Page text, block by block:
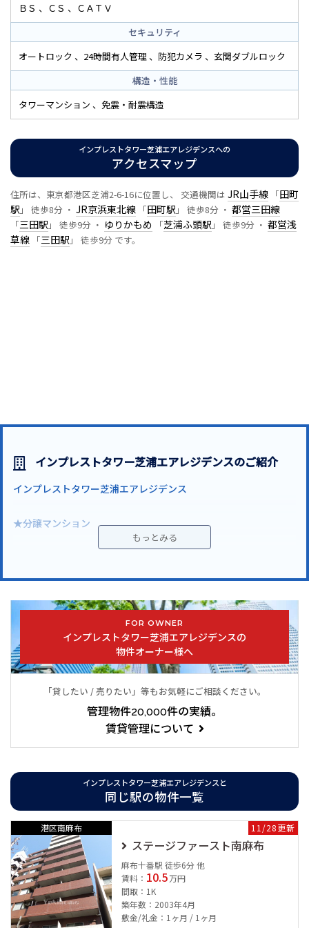
ＢＳ ＣＳ
ＣＡＴＶ
セキュリティ
オートロック
24時間有人管理 防犯カメラ
玄関ダブルロック
構造・性能
タワーマンション
免震・耐震構造
インプレストタワー芝浦エアレジデンスへの
アクセスマップ
住所は、東京都港区芝浦2-6-16に位置し、 交通機関は JR山手線 「田町
駅 」 徒歩8分 ・ JR京浜東北線 「田町駅 」 徒歩8分 ・ 都営三田線
「三田駅 」 徒歩9分 ・ ゆりかもめ 「芝浦ふ頭駅 」 徒歩9分 ・ 都営浅
草線 「三田駅 」 徒歩9分 です。
インプレストタワー芝浦エアレジデンスのご紹介
インプレストタワー芝浦エアレジデンス
★分譲マンション
つ築浅高級分譲賃貸タワーマンション。
ＪＲ山手線・京浜東北線 「田町」駅徒歩8分、ゆりかもめ
「芝浦ふ頭」駅徒歩8分、都営三田線・浅草線 「三田」駅徒歩9
分。
複路線・駅の利用が可能、都心を自由自在に動きまわれるアクテ
ィブなアクセスが実現します。
セブンイレブンが隣接してある他、徒歩圏内に5軒のスーパーが
点在し、食生活や動線に合わせてご利用頂けます。
徒歩５分圏内にはここベイサイドエリアにおけるランドマークタ
ワー「芝浦アイランド」。
コンビニ・飲食店などがテナントとして入っていて、生活も豊か
になります。
住戸はほとんどが角部屋住戸、ベイサイドを眺望としてとらえら
れるお部屋がたくさんご用意されております。
FOR OWNER
インプレストタワー芝浦エアレジデンスの
物件オーナー様へ
「貸したい / 売りたい」等もお気軽にご相談ください。
管理物件20,000件の実績。
賃貸管理について
インプレストタワー芝浦エアレジデンスと
同じ駅の物件一覧
港区南麻布 11/28更新
ステージファースト南麻布
麻布十番駅 徒歩6分 他
賃料： 10.5 万円
間取：1K
築年数：2003年4月
敷金/礼金：1ヶ月 / 1ヶ月